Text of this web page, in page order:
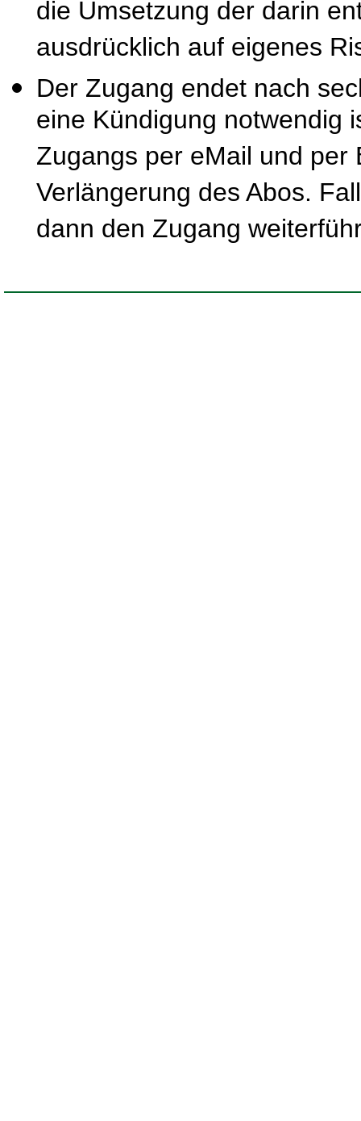
die Umsetzung der darin
ausdrücklich auf eigenes
Der Zugang endet nach
eine Kündigung notwendig
Zugangs per eMail und per
Verlängerung des Abos.
dann den Zugang